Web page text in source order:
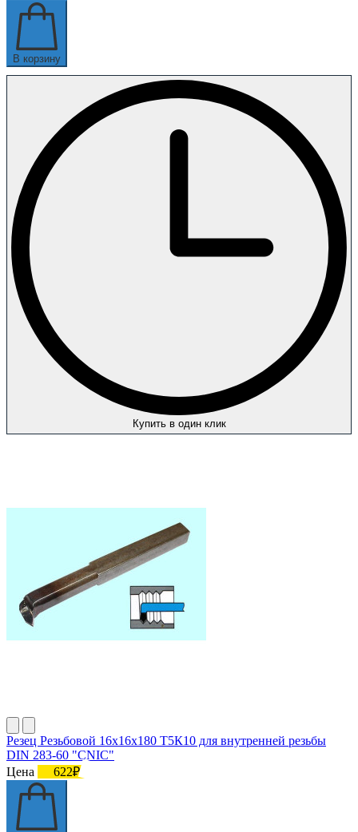
В корзину
Купить в один клик
Резец Резьбовой 16х16х180 Т5К10 для внутренней резьбы
DIN 283-60 "CNIC"
Цена
622₽